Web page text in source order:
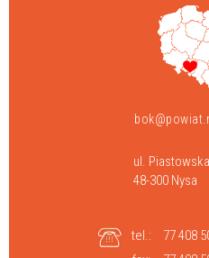
ul.
48-300 Nysa
tel.:
77 408